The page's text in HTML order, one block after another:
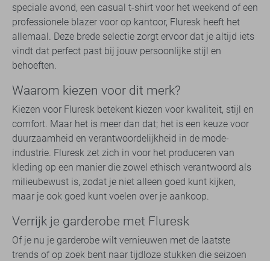
speciale avond, een casual t-shirt voor het weekend of een
professionele blazer voor op kantoor, Fluresk heeft het
allemaal. Deze brede selectie zorgt ervoor dat je altijd iets
vindt dat perfect past bij jouw persoonlijke stijl en
behoeften.
Waarom kiezen voor dit merk?
Kiezen voor Fluresk betekent kiezen voor kwaliteit, stijl en
comfort. Maar het is meer dan dat; het is een keuze voor
duurzaamheid en verantwoordelijkheid in de mode-
industrie. Fluresk zet zich in voor het produceren van
kleding op een manier die zowel ethisch verantwoord als
milieubewust is, zodat je niet alleen goed kunt kijken,
maar je ook goed kunt voelen over je aankoop.
Verrijk je garderobe met Fluresk
Of je nu je garderobe wilt vernieuwen met de laatste
trends of op zoek bent naar tijdloze stukken die seizoen